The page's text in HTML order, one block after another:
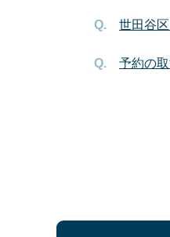
世田谷
予約の